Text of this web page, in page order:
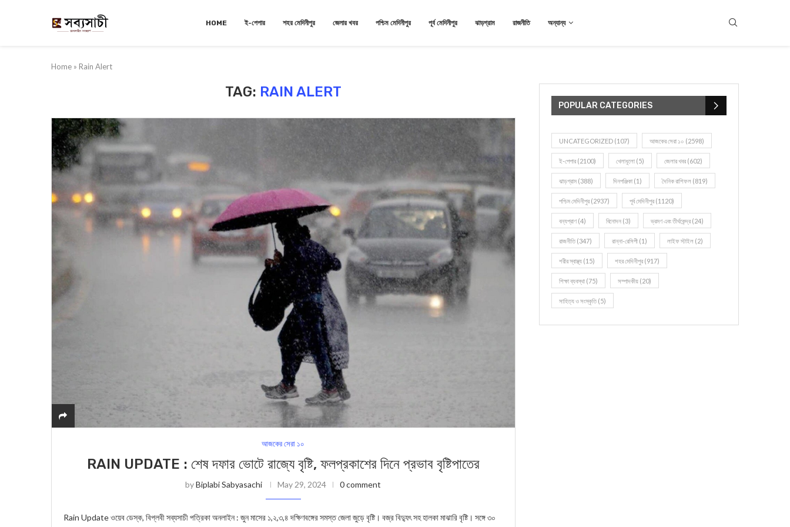
HOME ই-পেপার শহর মেদিনীপুর জেলার খবর পশ্চিম মেদিনীপুর পূর্ব মেদিনীপুর ঝাড়গ্রাম রাজনীতি অন্যান্য
Home » Rain Alert
TAG: RAIN ALERT
আজকের সেরা ১০
RAIN UPDATE : শেষ দফার ভোটে রাজ্যে বৃষ্টি, ফলপ্রকাশের দিনে প্রভাব বৃষ্টিপাতের
byBiplabi Sabyasachi May 29, 2024 0 comment
Rain Update ওয়েব ডেস্ক, বিপ্লবী সব্যসাচী পত্রিকা অনলাইন : জুন মাসের ১,২,৩,৪ দক্ষিণবঙ্গের সমস্ত জেলা জুড়ে বৃষ্টি। বজ্র বিদ্যুৎ সহ হালকা মাঝারি বৃষ্টি। সঙ্গে ৩০
POPULAR CATEGORIES
UNCATEGORIZED (107) আজকের সেরা ১০ (2598)
ই-পেপার (2100) খেলাধূলো (5) জেলার খবর (602)
ঝাড়গ্রাম (388) দিনপঞ্জিকা (1) দৈনিক রাশিফল (819)
পশ্চিম মেদিনীপুর (2937) পূর্ব মেদিনীপুর (1120)
বন্যপ্রাণ (4) বিনোদন (3) ভ্রমণ এবং তীর্থকেন্দ্র (24)
রাজনীতি(347) রান্না-রেসিপী (1) লাইফ স্টাইল (2)
শরীর স্বাস্থ্য (15) শহর মেদিনীপুর (917)
শিক্ষা ব্যবস্থা (75) সম্পাদকীয় (20)
সাহিত্য ও সংস্কৃতি(5)